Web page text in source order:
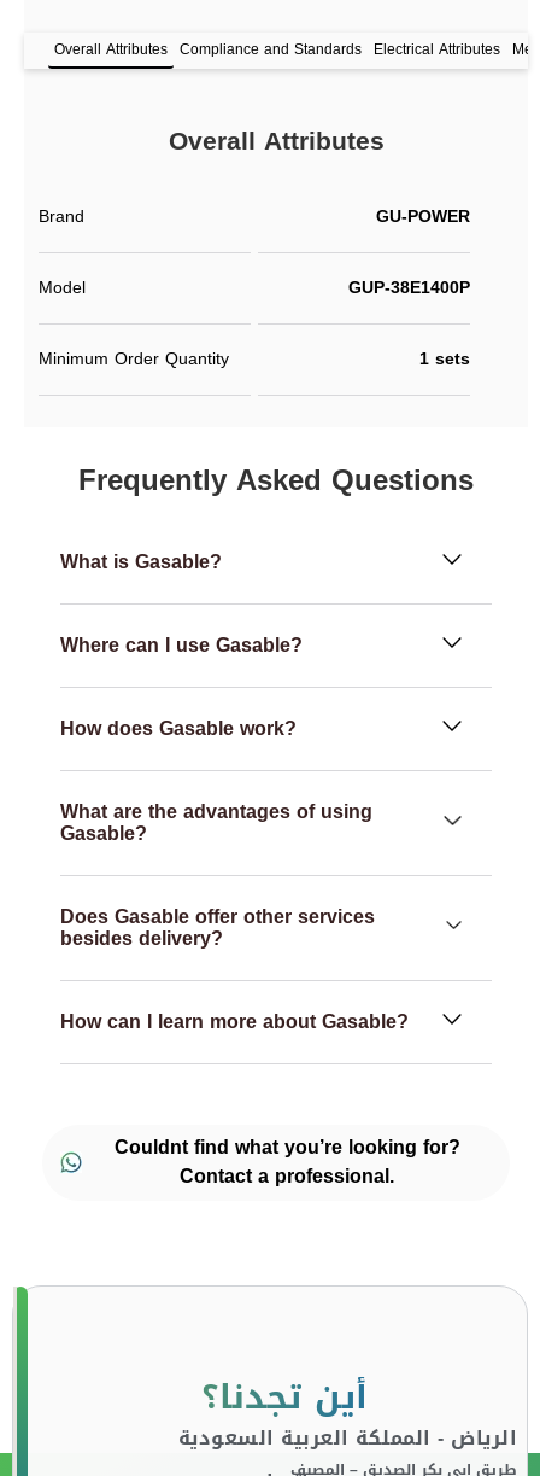
Overall Attributes Compliance and Standards Electrical Attributes
Overall Attributes
Brand GU-POWER
Model GUP-38E1400P
Minimum Order Quantity 1 sets
Frequently Asked Questions
What is Gasable?
Where can I use Gasable?
How does Gasable work?
What are the advantages of using
Gasable?
Does Gasable offer other services
besides delivery?
How can I learn more about Gasable?
Couldnt find what you’re looking for?
Contact a professional.
أين تجدنا؟
الرياض - المملكة العربية السعودية
طريق ابي بكر الصديق – المصيف